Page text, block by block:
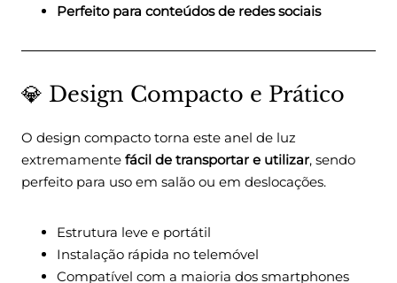
Perfeito para conteúdos de redes sociais
💎 Design Compacto e Prático
O design compacto torna este anel de luz
extremamente fácil de transportar e utilizar, sendo
perfeito para uso em salão ou em deslocações.
Estrutura leve e portátil
Instalação rápida no telemóvel
Compatível com a maioria dos smartphones